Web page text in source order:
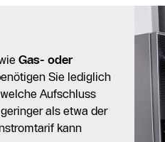
Gas- oder
Sie lediglich
Aufschluss
als etwa der
kann